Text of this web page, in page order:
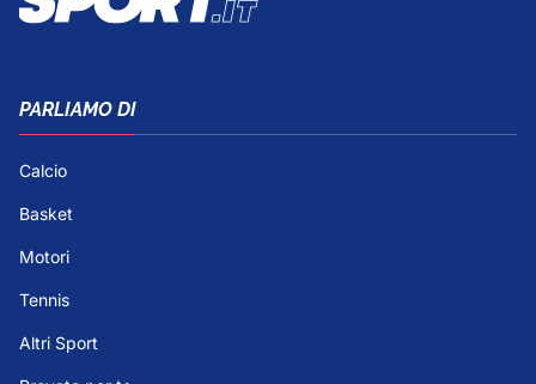
PARLIAMO DI
Calcio
Basket
Motori
Tennis
Altri Sport